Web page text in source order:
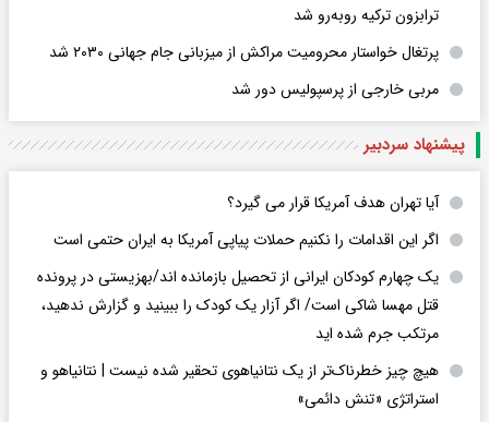
ترابزون ترکیه روبه‌رو شد
پرتغال خواستار محرومیت مراکش از میزبانی جام جهانی ۲۰۳۰ شد
مربی خارجی از پرسپولیس دور شد
پیشنهاد سردبیر
آیا تهران هدف آمریکا قرار می گیرد؟
اگر این اقدامات را نکنیم حملات پیاپی آمریکا به ایران حتمی است
یک چهارم کودکان ایرانی از تحصیل بازمانده اند/بهزیستی در پرونده
قتل مهسا شاکی است/ اگر آزار یک کودک را ببینید و گزارش ندهید،
مرتکب جرم شده اید
هیچ چیز خطرناک‌تر از یک نتانیاهوی تحقیر شده نیست | نتانیاهو و
استراتژی «تنش دائمی»